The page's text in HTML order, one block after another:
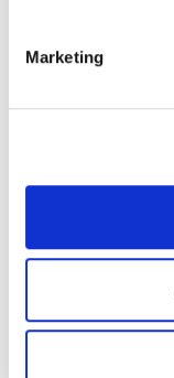
Marketing
ADELE GAMBALETTO